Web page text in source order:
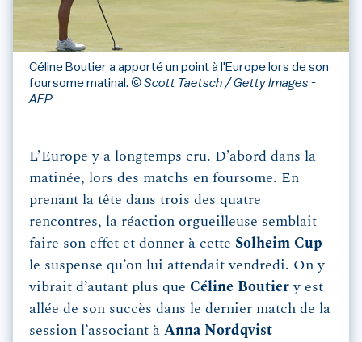
Céline Boutier a apporté un point à l'Europe lors de son
foursome matinal. © Scott Taetsch / Getty Images -
AFP
L’Europe y a longtemps cru. D’abord dans la
matinée, lors des matchs en foursome. En
prenant la tête dans trois des quatre
rencontres, la réaction orgueilleuse semblait
faire son effet et donner à cette Solheim Cup
le suspense qu’on lui attendait vendredi. On y
vibrait d’autant plus que Céline Boutier y est
allée de son succès dans le dernier match de la
session l’associant à Anna Nordqvist